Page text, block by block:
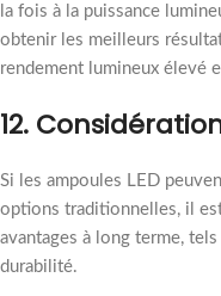
la fois à la puissance
obtenir les meilleurs
rendement lumineux élevé
12.
Si les ampoules LED
options traditionnelles, il
avantages à long terme,
durabilité.